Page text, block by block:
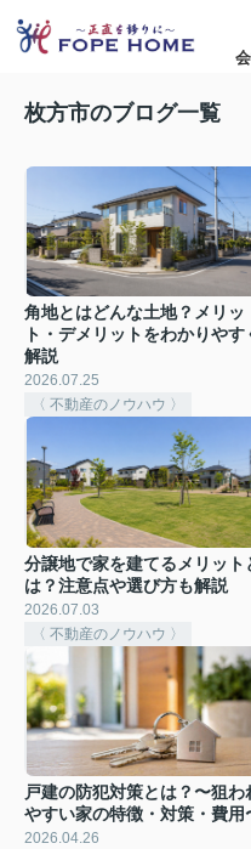
枚方市のブログ一覧
角地とはどんな土地？メリッ
ト・デメリットをわかりやす
解説
2026.07.25
〈 不動産のノウハウ 〉
分譲地で家を建てるメリット
は？注意点や選び方も解説
2026.07.03
〈 不動産のノウハウ 〉
戸建の防犯対策とは？〜狙わ
やすい家の特徴・対策・費用
2026.04.26